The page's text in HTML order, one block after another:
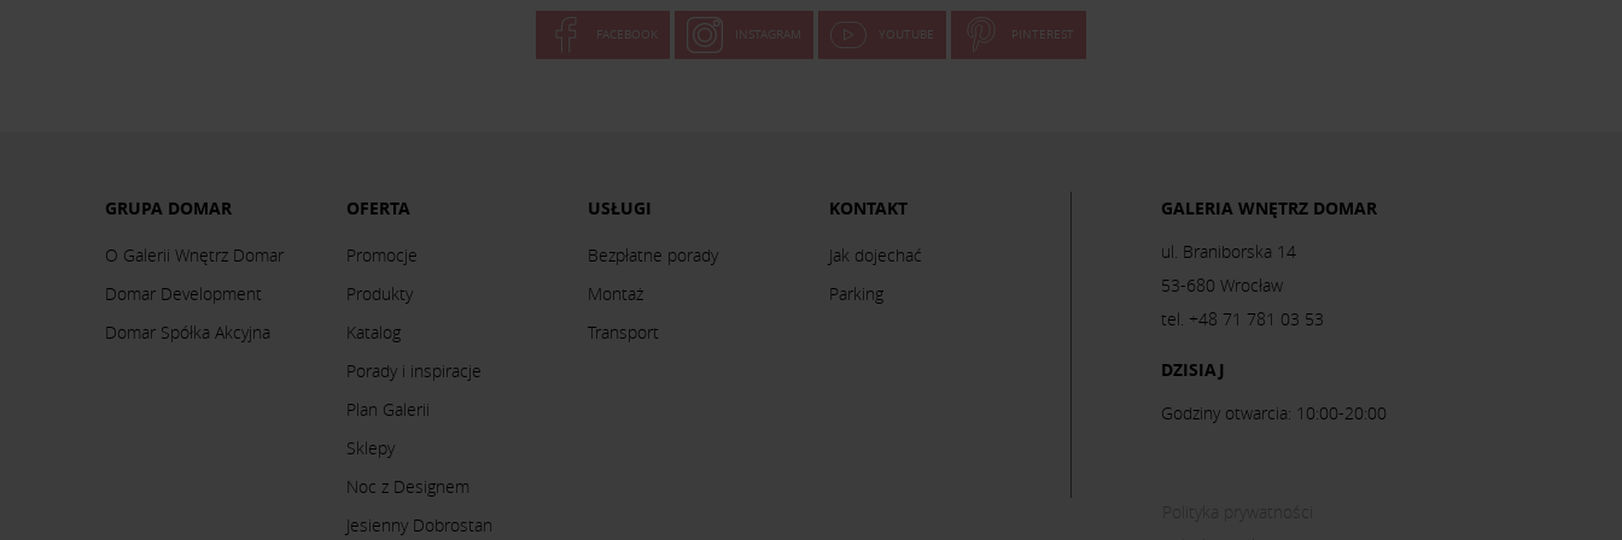
FACEBOOK INSTAGRAM YOUTUBE PINTEREST
GRUPA DOMAR
O Galerii Wnętrz Domar
Domar Development
Domar Spółka Akcyjna
OFERTA
Promocje
Produkty
Katalog
Porady i inspiracje
Plan Galerii
Sklepy
Noc z Designem
Jesienny Dobrostan
USŁUGI
Bezpłatne porady
Montaż
Transport
KONTAKT
Jak dojechać
Parking
GALERIA WNĘTRZ DOMAR
ul. Braniborska 14
53-680 Wrocław
tel. +48 71 781 03 53
DZISIAJ
Godziny otwarcia: 10:00-20:00